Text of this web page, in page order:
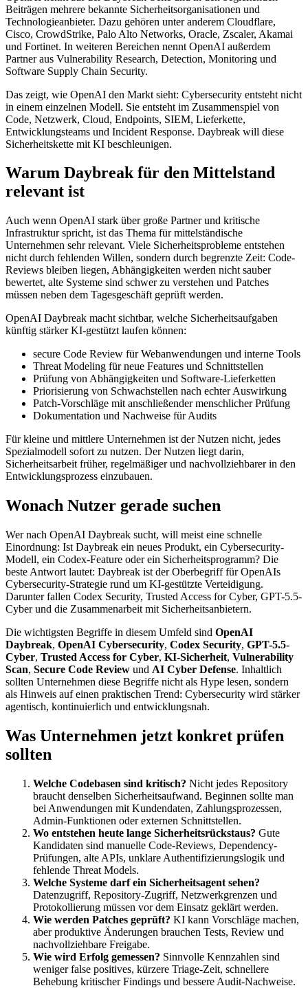
Beiträgen mehrere bekannte Sicherheitsorganisationen und
Technologieanbieter. Dazu gehören unter anderem Cloudflare,
Cisco, CrowdStrike, Palo Alto Networks, Oracle, Zscaler, Akamai
und Fortinet. In weiteren Bereichen nennt OpenAI außerdem
Partner aus Vulnerability Research, Detection, Monitoring und
Software Supply Chain Security.
Das zeigt, wie OpenAI den Markt sieht: Cybersecurity entsteht nicht
in einem einzelnen Modell. Sie entsteht im Zusammenspiel von
Code, Netzwerk, Cloud, Endpoints, SIEM, Lieferkette,
Entwicklungsteams und Incident Response. Daybreak will diese
Sicherheitskette mit KI beschleunigen.
Warum Daybreak für den Mittelstand
relevant ist
Auch wenn OpenAI stark über große Partner und kritische
Infrastruktur spricht, ist das Thema für mittelständische
Unternehmen sehr relevant. Viele Sicherheitsprobleme entstehen
nicht durch fehlenden Willen, sondern durch begrenzte Zeit: Code-
Reviews bleiben liegen, Abhängigkeiten werden nicht sauber
bewertet, alte Systeme sind schwer zu verstehen und Patches
müssen neben dem Tagesgeschäft geprüft werden.
OpenAI Daybreak macht sichtbar, welche Sicherheitsaufgaben
künftig stärker KI-gestützt laufen können:
secure Code Review für Webanwendungen und interne Tools
Threat Modeling für neue Features und Schnittstellen
Prüfung von Abhängigkeiten und Software-Lieferketten
Priorisierung von Schwachstellen nach echter Auswirkung
Patch-Vorschläge mit anschließender menschlicher Prüfung
Dokumentation und Nachweise für Audits
Für kleine und mittlere Unternehmen ist der Nutzen nicht, jedes
Spezialmodell sofort zu nutzen. Der Nutzen liegt darin,
Sicherheitsarbeit früher, regelmäßiger und nachvollziehbarer in den
Entwicklungsprozess einzubauen.
Wonach Nutzer gerade suchen
Wer nach OpenAI Daybreak sucht, will meist eine schnelle
Einordnung: Ist Daybreak ein neues Produkt, ein Cybersecurity-
Modell, ein Codex-Feature oder ein Sicherheitsprogramm? Die
beste Antwort lautet: Daybreak ist der Oberbegriff für OpenAIs
Cybersecurity-Strategie rund um KI-gestützte Verteidigung.
Darunter fallen Codex Security, Trusted Access for Cyber, GPT-5.5-
Cyber und die Zusammenarbeit mit Sicherheitsanbietern.
Die wichtigsten Begriffe in diesem Umfeld sind OpenAI
Daybreak, OpenAI Cybersecurity, Codex Security, GPT-5.5-
Cyber, Trusted Access for Cyber, KI-Sicherheit, Vulnerability
Scan, Secure Code Review und AI Cyber Defense. Inhaltlich
sollten Unternehmen diese Begriffe nicht als Hype lesen, sondern
als Hinweis auf einen praktischen Trend: Cybersecurity wird stärker
agentisch, kontinuierlich und entwicklungsnah.
Was Unternehmen jetzt konkret prüfen
sollten
Welche Codebasen sind kritisch? Nicht jedes Repository
braucht denselben Sicherheitsaufwand. Beginnen sollte man
bei Anwendungen mit Kundendaten, Zahlungsprozessen,
Admin-Funktionen oder externen Schnittstellen.
Wo entstehen heute lange Sicherheitsrückstaus? Gute
Kandidaten sind manuelle Code-Reviews, Dependency-
Prüfungen, alte APIs, unklare Authentifizierungslogik und
fehlende Threat Models.
Welche Systeme darf ein Sicherheitsagent sehen?
Datenzugriff, Repository-Zugriff, Netzwerkgrenzen und
Protokollierung müssen vor dem Einsatz geklärt werden.
Wie werden Patches geprüft? KI kann Vorschläge machen,
aber produktive Änderungen brauchen Tests, Review und
nachvollziehbare Freigabe.
Wie wird Erfolg gemessen? Sinnvolle Kennzahlen sind
weniger false positives, kürzere Triage-Zeit, schnellere
Behebung kritischer Findings und bessere Audit-Nachweise.